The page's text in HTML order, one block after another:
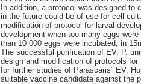
In addition, a protocol was designed to
in the future could be of use for cell
modification of protocol for larval
development when too many eggs
than 10 000 eggs were incubated, in
The successful purification of EV, P.
design and modification of protocols
for further studies of Parascaris´ EV.
suitable vaccine candidate against the